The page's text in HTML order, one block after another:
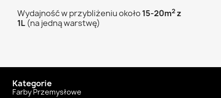
Wydajność w przybliżeniu około15-20m2 z
1L (na jedną warstwę)
Kategorie
Farby Przemysłowe